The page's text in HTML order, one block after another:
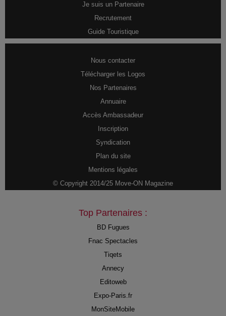
Je suis un Partenaire
Recrutement
Guide Touristique
Nous contacter
Télécharger les Logos
Nos Partenaires
Annuaire
Accès Ambassadeur
Inscription
Syndication
Plan du site
Mentions légales
© Copyright 2014/25 Move-ON Magazine
Top Partenaires :
BD Fugues
Fnac Spectacles
Tiqets
Annecy
Editoweb
Expo-Paris.fr
MonSiteMobile